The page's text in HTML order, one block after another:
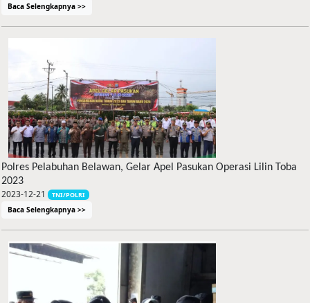
Baca Selengkapnya >>
Polres Pelabuhan Belawan, Gelar Apel Pasukan Operasi Lilin Toba
2023
2023-12-21 TNI/POLRI
Baca Selengkapnya >>